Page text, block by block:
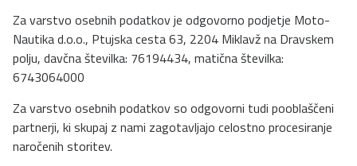
Za varstvo osebnih podatkov je odgovorno podjetje Moto-
Nautika d.o.o., Ptujska cesta 63, 2204 Miklavž na Dravskem
polju, davčna številka: 76194434, matična številka:
6743064000
Za varstvo osebnih podatkov so odgovorni tudi pooblaščeni
partnerji, ki skupaj z nami zagotavljajo celostno procesiranje
naročenih storitev.